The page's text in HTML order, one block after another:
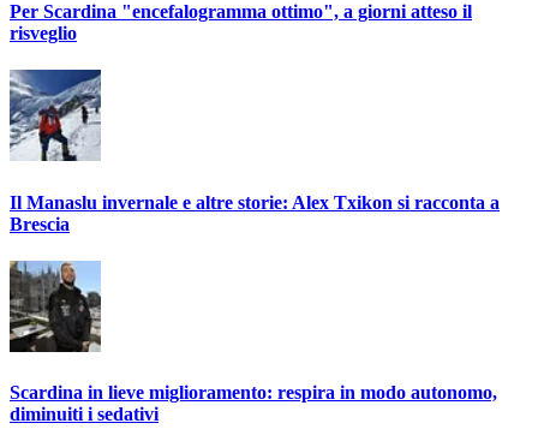
Per Scardina "encefalogramma ottimo", a giorni atteso il
risveglio
Il Manaslu invernale e altre storie: Alex Txikon si racconta a
Brescia
Scardina in lieve miglioramento: respira in modo autonomo,
diminuiti i sedativi